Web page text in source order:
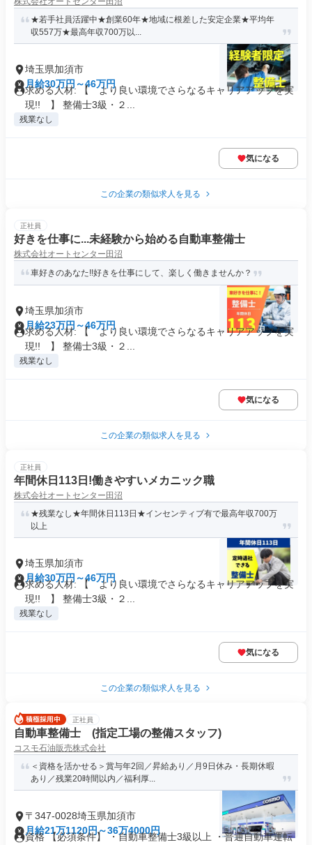
★若手社員活躍中★創業60年★地域に根差した安定企業★平均年
収557万★最高年収700万以...
埼玉県加須市
月給30万円～46万円
求める人材: 【 より良い環境でさらなるキャリアアップを実
現!! 】 整備士3級・２...
残業なし
気になる
この企業の類似求人を見る
正社員
好きを仕事に...未経験から始める自動車整備士
株式会社オートセンター田沼
車好きのあなた!!好きを仕事にして、楽しく働きませんか？
埼玉県加須市
月給23万円～46万円
求める人材: 【 より良い環境でさらなるキャリアアップを実
現!! 】 整備士3級・２...
残業なし
気になる
この企業の類似求人を見る
正社員
年間休日113日!働きやすいメカニック職
株式会社オートセンター田沼
★残業なし★年間休日113日★インセンティブ有で最高年収700万
以上
埼玉県加須市
月給30万円～46万円
求める人材: 【 より良い環境でさらなるキャリアアップを実
現!! 】 整備士3級・２...
残業なし
気になる
この企業の類似求人を見る
正社員
自動車整備士 (指定工場の整備スタッフ)
コスモ石油販売株式会社
＜資格を活かせる＞賞与年2回／昇給あり／月9日休み・長期休暇
あり／残業20時間以内／福利厚...
〒347-0028埼玉県加須市
月給21万1120円～36万4000円
資格 【必須条件】 ・自動車整備士3級以上 ・普通自動車運転